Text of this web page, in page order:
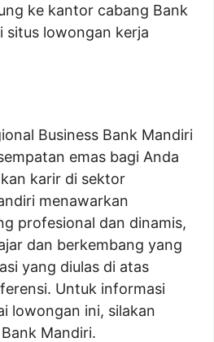
ke kantor cabang Bank
situs lowongan kerja
Business Bank Mandiri
emas bagi Anda
karir di sektor
menawarkan
profesional dan dinamis,
dan berkembang yang
yang diulas di atas
Untuk informasi
lowongan ini, silakan
Mandiri.